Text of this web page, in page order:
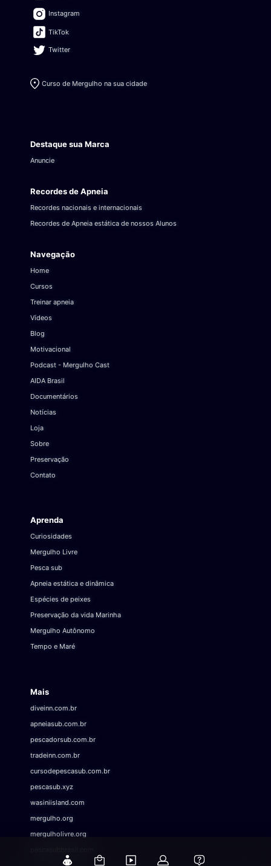
Instagram
TikTok
Twitter
Curso de Mergulho na sua cidade
Destaque sua Marca
Anuncie
Recordes de Apneia
Recordes nacionais e internacionais
Recordes de Apneia estática de nossos Alunos
Navegação
Home
Cursos
Treinar apneia
Vídeos
Blog
Motivacional
Podcast - Mergulho Cast
AIDA Brasil
Documentários
Notícias
Loja
Sobre
Preservação
Contato
Aprenda
Curiosidades
Mergulho Livre
Pesca sub
Apneia estática e dinâmica
Espécies de peixes
Preservação da vida Marinha
Mergulho Autônomo
Tempo e Maré
Mais
diveinn.com.br
apneiasub.com.br
pescadorsub.com.br
tradeinn.com.br
cursodepescasub.com.br
pescasub.xyz
wasiniisland.com
mergulho.org
mergulholivre.org